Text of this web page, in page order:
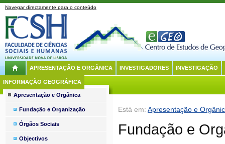
Navegar directamente para o conteúdo
APRESENTAÇÃO E ORGÂNICA INVESTIGADORES INVESTIGAÇÃO
INFORMAÇÃO GEOGRÁFICA
Está em: Apresentação e
Fundação e
Apresentação e Orgânica
Fundação e Organização
Órgãos Sociais
Objectivos